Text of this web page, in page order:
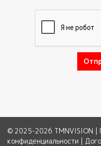
© 2025-2026 TMNVISION |
конфиденциальности |